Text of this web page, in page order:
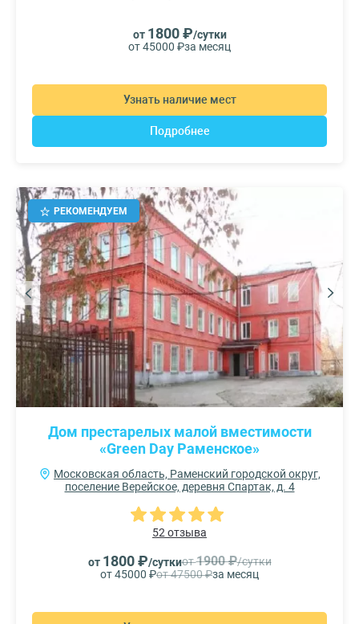
от 1800 ₽/сутки
от 45000 ₽за месяц
Узнать наличие мест
Подробнее
РЕКОМЕНДУЕМ
Дом престарелых малой вместимости
«Green Day Раменское»
Московская область, Раменский городской округ,
поселение Верейское, деревня Спартак, д. 4
52 отзыва
от 1800 ₽/суткиот1900 ₽/сутки
от 45000 ₽от 47500 ₽за месяц